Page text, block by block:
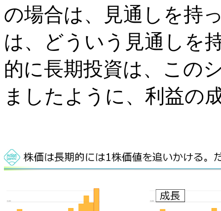
の場合は、見通しを持
は、どういう見通しを
的に長期投資は、この
ましたように、利益の